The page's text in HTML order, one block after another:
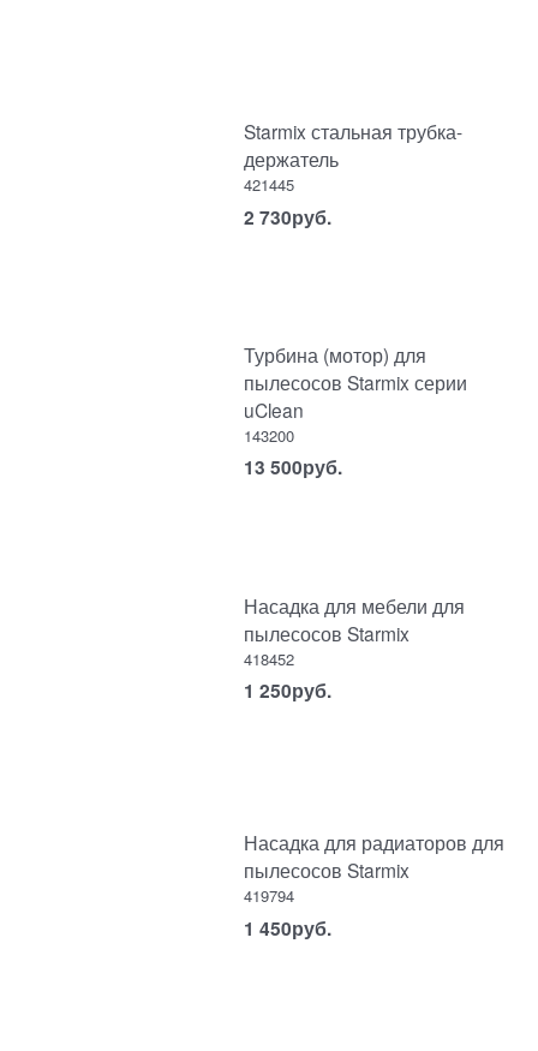
Starmix стальная трубка-
держатель
421445
2 730руб.
Турбина (мотор) для
пылесосов Starmix серии
uClean
143200
13 500руб.
Насадка для мебели для
пылесосов Starmix
418452
1 250руб.
Насадка для радиаторов для
пылесосов Starmix
419794
1 450руб.